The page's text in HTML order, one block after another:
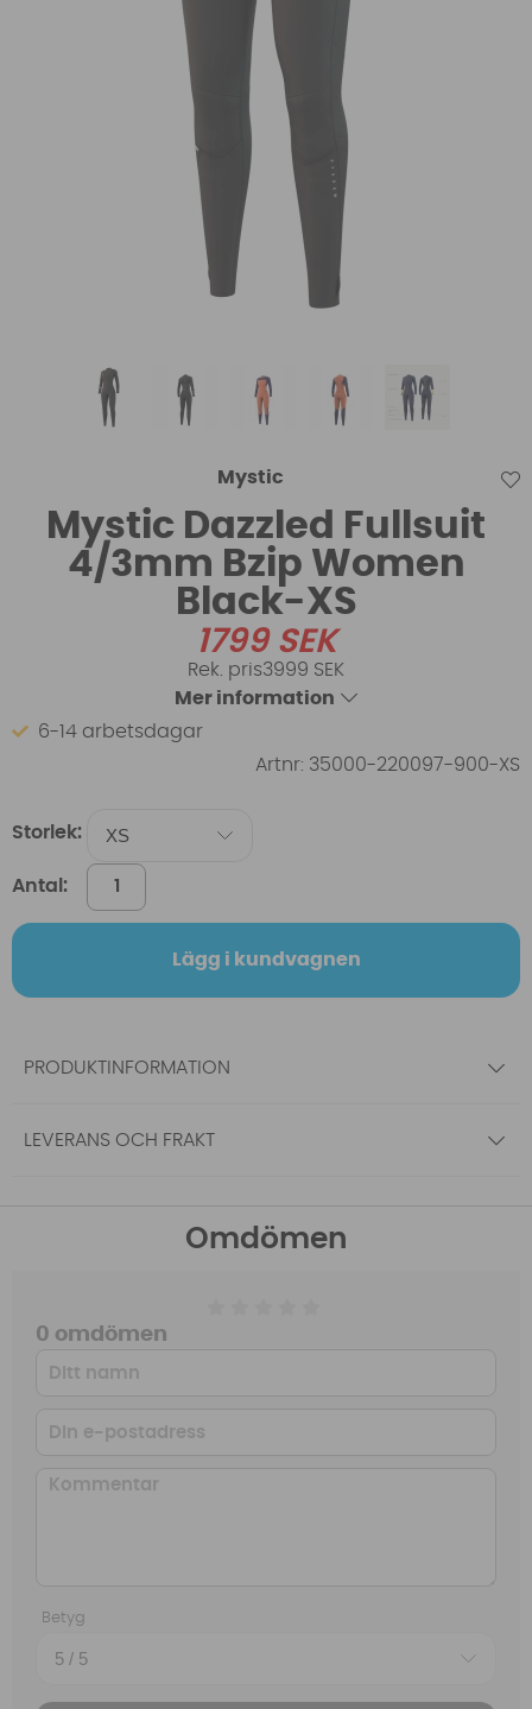
Mystic
Mystic Dazzled Fullsuit
4/3mm Bzip Women
Black-XS
1799SEK
3999 SEK
Mer information
6-14 arbetsdagar
Artnr: 35000-220097-900-XS
Storlek:
Antal:
Lägg i kundvagnen
PRODUKTINFORMATION
LEVERANS OCH FRAKT
Omdömen
0 omdömen
Betyg